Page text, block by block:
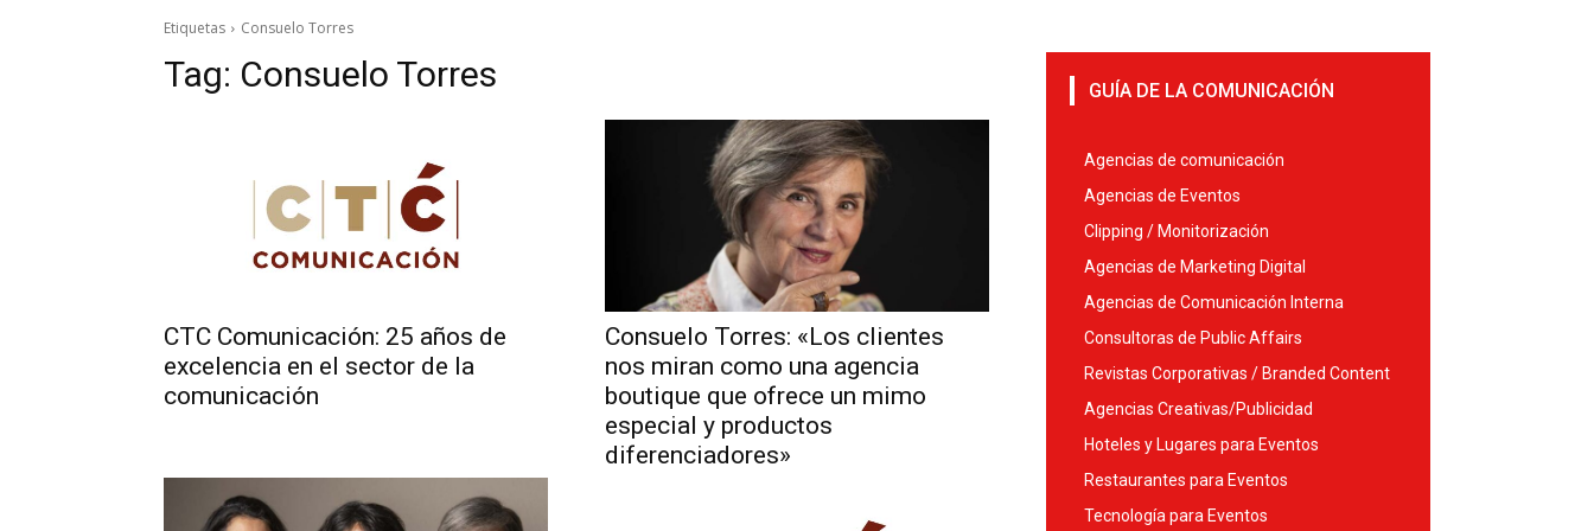
Etiquetas Consuelo Torres
Tag: Consuelo Torres
CTC Comunicación: 25 años de
excelencia en el sector de la
comunicación
Consuelo Torres: «Los clientes
nos miran como una agencia
boutique que ofrece un mimo
especial y productos
diferenciadores»
GUÍA DE LA COMUNICACIÓN
Agencias de comunicación
Agencias de Eventos
Clipping / Monitorización
Agencias de Marketing Digital
Agencias de Comunicación Interna
Consultoras de Public Affairs
Revistas Corporativas / Branded Content
Agencias Creativas/Publicidad
Hoteles y Lugares para Eventos
Restaurantes para Eventos
Tecnología para Eventos